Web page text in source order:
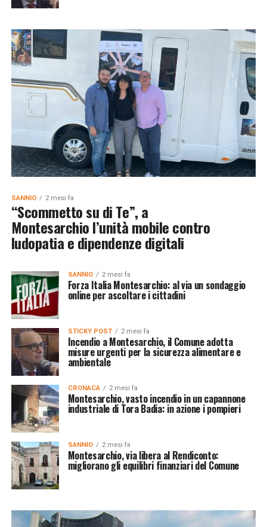
SANNIO 2 mesi fa
“Scommetto su di Te”, a
Montesarchio l’unità mobile contro
ludopatia e dipendenze digitali
SANNIO 2 mesi fa
Forza Italia Montesarchio: al via un sondaggio
online per ascoltare i cittadini
STICKY POST 2 mesi fa
Incendio a Montesarchio, il Comune adotta
misure urgenti per la sicurezza alimentare e
ambientale
CRONACA 2 mesi fa
Montesarchio, vasto incendio in un capannone
industriale di Tora Badia: in azione i pompieri
SANNIO 2 mesi fa
Montesarchio, via libera al Rendiconto:
migliorano gli equilibri finanziari del Comune